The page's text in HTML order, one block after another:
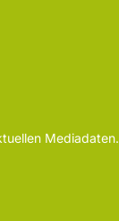
Mediadaten.